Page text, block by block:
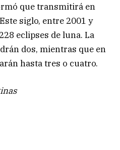
que transmitirá en
siglo, entre 2001 y
eclipses de luna. La
dos, mientras que en
hasta tres o cuatro.